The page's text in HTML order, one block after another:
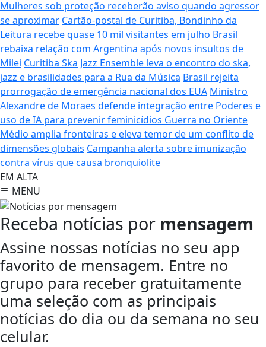
Mulheres sob proteção receberão aviso quando agressor
se aproximar Cartão-postal de Curitiba, Bondinho da
Leitura recebe quase 10 mil visitantes em julho Brasil
rebaixa relação com Argentina após novos insultos de
Milei Curitiba Ska Jazz Ensemble leva o encontro do ska,
jazz e brasilidades para a Rua da Música Brasil rejeita
prorrogação de emergência nacional dos EUA Ministro
Alexandre de Moraes defende integração entre Poderes e
uso de IA para prevenir feminicídios Guerra no Oriente
Médio amplia fronteiras e eleva temor de um conflito de
dimensões globais Campanha alerta sobre imunização
contra vírus que causa bronquiolite
EM ALTA
MENU
Receba notícias por mensagem
Assine nossas notícias no seu app
favorito de mensagem. Entre no
grupo para receber gratuitamente
uma seleção com as principais
notícias do dia ou da semana no seu
celular.